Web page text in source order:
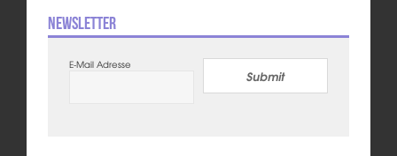
Newsletter
E-Mail Adresse
Submit